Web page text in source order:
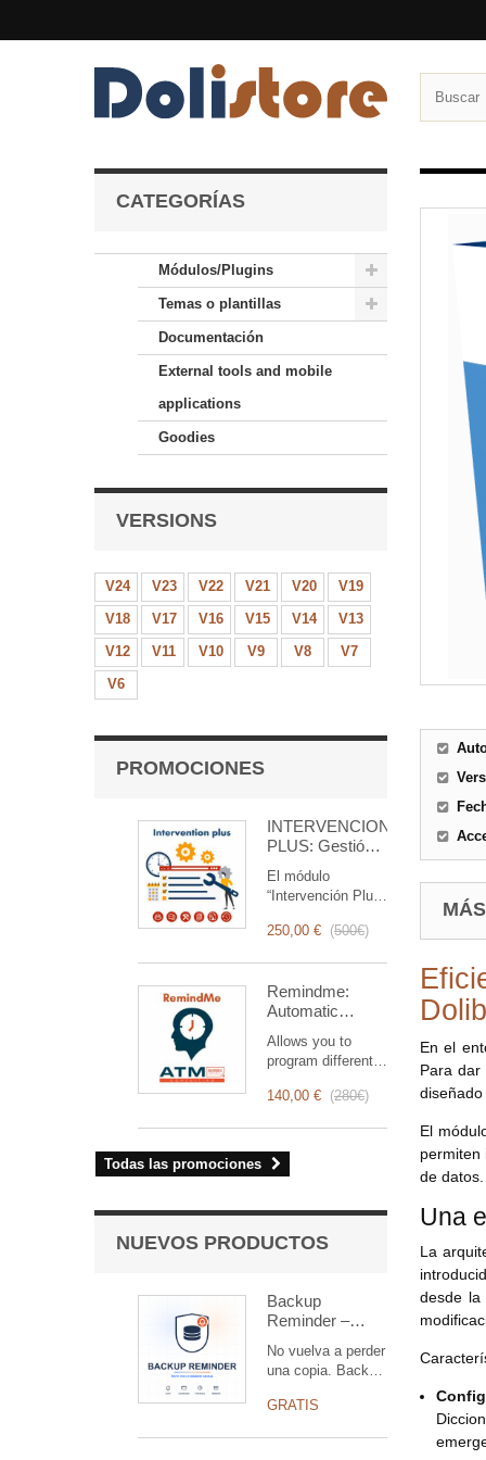
CATEGORÍAS
Módulos/Plugins
Temas o plantillas
Documentación
External tools and mobile
applications
Goodies
VERSIONS
V24 V23 V22 V21 V20
V19
V18
V17 V16 V15 V14
V13
V12
V11 V10 V9 V8
V7
V6
PROMOCIONES
INTERVENCIÓN
PLUS: Gestión
Intervenciones
El módulo
“Intervención Plus”
revolucionaria que
de las
intervenciones,
desde la
planificación hasta
la facturación.
Diseñado para
comerciales,
ofrece un conjunto
completo de
garantizar un
transparente y
250,00 € (500€)
Remindme:
Automatic
event,
notification)
Allows you to
program different
based on a trigger.
140,00 € (280€)
Todas las promociones
NUEVOS PRODUCTOS
Backup
Reminder –
atrasada para
Dolibarr (gratis)
No vuelva a perder
una copia. Backup
los
GRATIS
En el
Para
El
permiten
de datos.
Una
La
desde la